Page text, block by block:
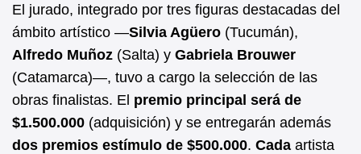
El jurado, integrado por tres figuras destacadas del
ámbito artístico —Silvia Agüero (Tucumán),
Alfredo Muñoz (Salta) y Gabriela Brouwer
(Catamarca)—, tuvo a cargo la selección de las
obras finalistas. El premio principal será de
$1.500.000 (adquisición) y se entregarán además
dos premios estímulo de $500.000. Cada artista